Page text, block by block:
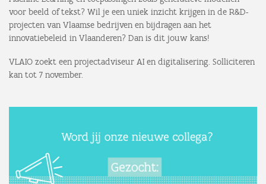
voor beeld of tekst? Wil je een uniek inzicht krijgen in de R&D-
projecten van Vlaamse bedrijven en bijdragen aan het
innovatiebeleid in Vlaanderen? Dan is dit jouw kans!
VLAIO zoekt een projectadviseur AI en digitalisering. Solliciteren
kan tot 7 november.